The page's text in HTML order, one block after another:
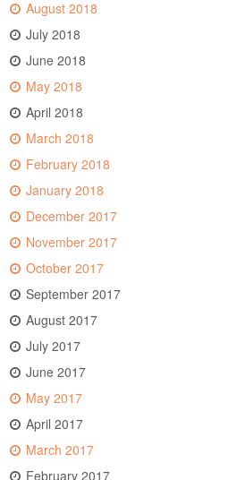
August 2018
July 2018
June 2018
May 2018
April 2018
March 2018
February 2018
January 2018
December 2017
November 2017
October 2017
September 2017
August 2017
July 2017
June 2017
May 2017
April 2017
March 2017
February 2017